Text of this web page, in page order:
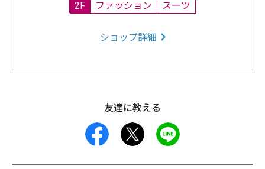
2F ファッション スーツ
ショップ詳細
友達に教える
facebook